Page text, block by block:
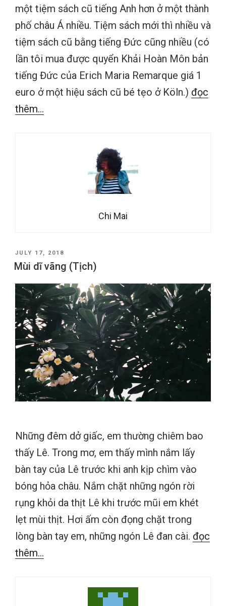
một tiệm sách cũ tiếng Anh hơn ở một thành
phố châu Á nhiều. Tiệm sách mới thì nhiều và
tiệm sách cũ bằng tiếng Đức cũng nhiều (có
lần tôi mua được quyển Khải Hoàn Môn bản
tiếng Đức của Erich Maria Remarque giá 1
euro ở một hiệu sách cũ bé tẹo ở Köln.) đọc
thêm...
Chi Mai
POSTED
ON
JULY 17, 2018
Mùi dĩ vãng (Tịch)
Những đêm dở giấc, em thường chiêm bao
thấy Lê. Trong mơ, em thấy mình nắm lấy
bàn tay của Lê trước khi anh kịp chìm vào
bóng hỏa châu. Nắm chặt những ngón rời
rụng khỏi da thịt Lê khi trước mũi em khét
lẹt mùi thịt. Hơi ấm còn đọng chặt trong
lòng bàn tay em, những ngón Lê đan cài. đọc
thêm...